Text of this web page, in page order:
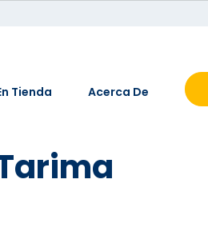
Tienda Acerca De